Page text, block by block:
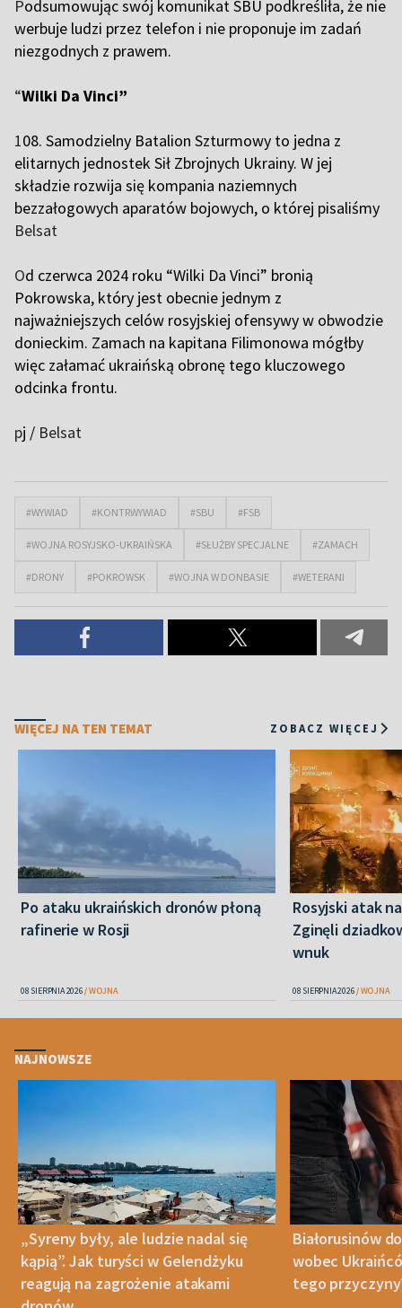
Podsumowując swój komunikat SBU podkreśliła, że nie
werbuje ludzi przez telefon i nie proponuje im zadań
niezgodnych z prawem.
“Wilki Da Vinci”
108. Samodzielny Batalion Szturmowy to jedna z
elitarnych jednostek Sił Zbrojnych Ukrainy. W jej
składzie rozwija się kompania naziemnych
bezzałogowych aparatów bojowych, o której pisaliśmy
Belsat
Od czerwca 2024 roku “Wilki Da Vinci” bronią
Pokrowska, który jest obecnie jednym z
najważniejszych celów rosyjskiej ofensywy w obwodzie
donieckim. Zamach na kapitana Filimonowa mógłby
więc załamać ukraińską obronę tego kluczowego
odcinka frontu.
pj / Belsat
#WYWIAD #KONTRWYWIAD #SBU #FSB
#WOJNA ROSYJSKO-UKRAIŃSKA #SŁUŻBY SPECJALNE #ZAMACH
#DRONY #POKROWSK #WOJNA W DONBASIE #WETERANI
WIĘCEJ NA TEN TEMAT ZOBACZ WIĘCEJ
Po ataku ukraińskich dronów płoną
rafinerie w Rosji
08 SIERPNIA 2026 WOJNA
Rosyjski atak
Zginęli
wnuk
08 SIERPNIA 2026 WOJNA
NAJNOWSZE
„Syreny były, ale ludzie nadal się
kąpią”. Jak turyści w Gelendżyku
reagują na zagrożenie atakami
Białorusinów
wobec
tego